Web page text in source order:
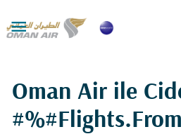

Oman Air ile